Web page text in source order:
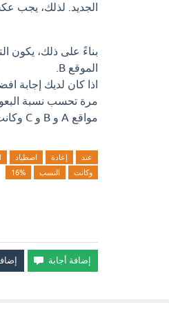
الجديد. لذلك، يجب
الموقع B.
اذا كان لديك إجابة
مرة تحسب نسبة
مواقع A و B و C وكانت النسب 7% و 4% و 16% ؟ اترك تعليق فورآ.
عند إعادة اصطياد
وكانت
النسب 16%